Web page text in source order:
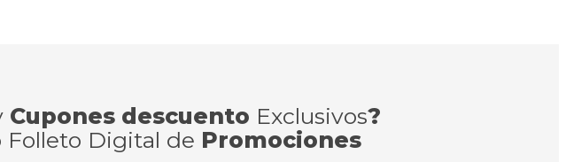
Cupones descuento Exclusivos?
Folleto Digital de Promociones